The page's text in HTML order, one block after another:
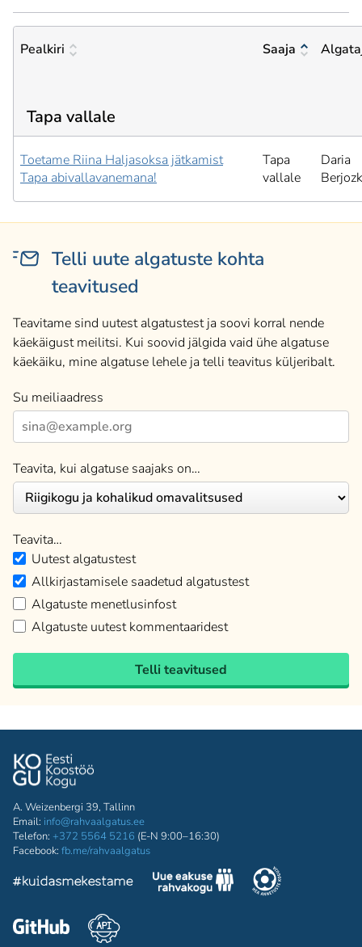
Pealkiri Saaja
Tapa vallale
Toetame Riina Haljasoksa jätkamist
Tapa abivallavanemana!
Tapa
vallale
Daria
Telli uute algatuste kohta
teavitused
Teavitame sind uutest algatustest ja soovi korral nende
käekäigust meilitsi. Kui soovid jälgida vaid ühe algatuse
käekäiku, mine algatuse lehele ja telli teavitus küljeribalt.
Su meiliaadress
Teavita, kui algatuse saajaks on…
Teavita…
Uutest algatustest
Allkirjastamisele saadetud algatustest
Algatuste menetlusinfost
Algatuste uutest kommentaaridest
Telli teavitused
A. Weizenbergi 39, Tallinn
Email: info@rahvaalgatus.ee
Telefon: +372 5564 5216 (E-N 9:00–16:30)
Facebook: fb.me/rahvaalgatus